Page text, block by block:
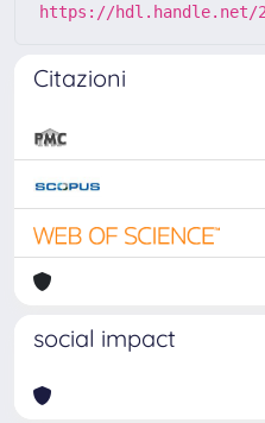
https://hdl.handle.net/
Citazioni
social impact